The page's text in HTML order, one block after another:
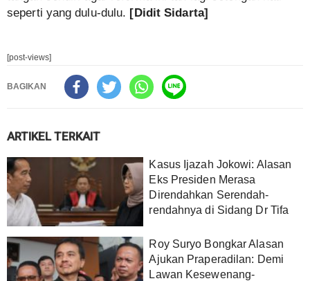
seperti yang dulu-dulu. [Didit Sidarta]
[post-views]
BAGIKAN
ARTIKEL TERKAIT
Kasus Ijazah Jokowi: Alasan
Eks Presiden Merasa
Direndahkan Serendah-
rendahnya di Sidang Dr Tifa
Roy Suryo Bongkar Alasan
Ajukan Praperadilan: Demi
Lawan Kesewenang-